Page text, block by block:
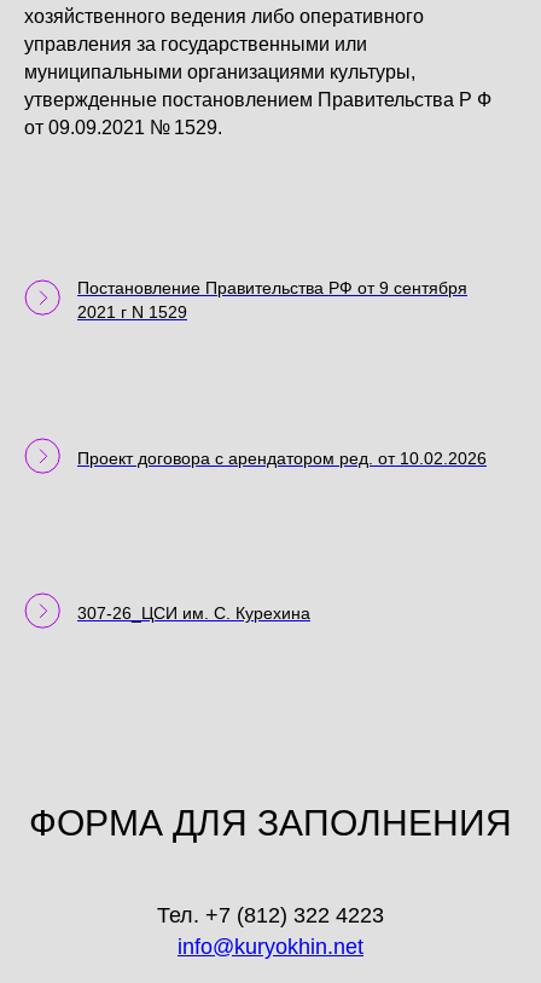
хозяйственного ведения либо оперативного
управления за государственными или
муниципальными организациями культуры,
утвержденные постановлением Правительства Р Ф
от 09.09.2021 № 1529.
Постановление Правительства РФ от 9 сентября
2021 г N 1529
Проект договора с арендатором ред. от 10.02.2026
307-26_ЦСИ им. С. Курехина
ФОРМА ДЛЯ ЗАПОЛНЕНИЯ
Тел. +7 (812) 322 4223
info@kuryokhin.net